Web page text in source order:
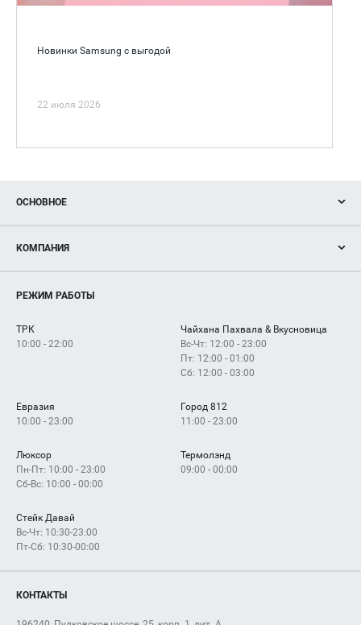
Новинки Samsung с выгодой
22 июля 2026
ОСНОВНОЕ
Новости
Магазины
Услуги
КОМПАНИЯ
Рекламодателям
Как добраться
РЕЖИМ РАБОТЫ
ТРК
10:00 - 22:00
Чайхана Пахвала & Вкусновица
Вс-Чт: 12:00 - 23:00
Пт: 12:00 - 01:00
Сб: 12:00 - 03:00
Евразия
10:00 - 23:00
Город 812
11:00 - 23:00
Люксор
Пн-Пт: 10:00 - 23:00
Сб-Вс: 10:00 - 00:00
Термолэнд
09:00 - 00:00
Стейк Давай
Вс-Чт: 10:30-23:00
Пт-Сб: 10:30-00:00
КОНТАКТЫ